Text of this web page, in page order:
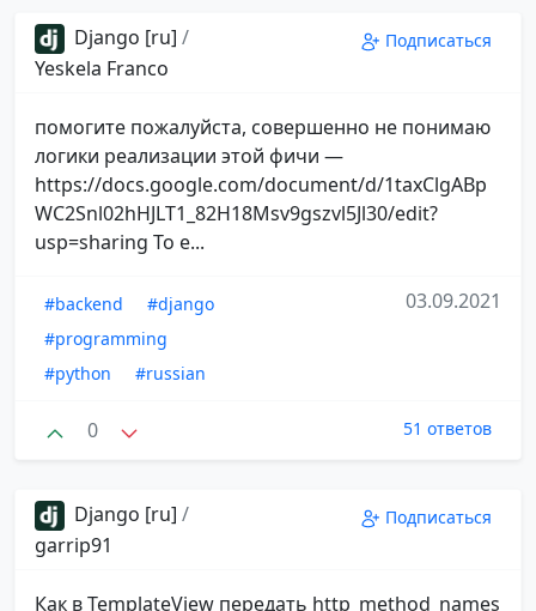
Django [ru] /
Yeskela Franco
Подписаться
помогите пожалуйста, совершенно не понимаю
логики реализации этой фичи —
https://docs.google.com/document/d/1taxClgABp
WC2Snl02hHJLT1_82H18Msv9gszvl5Jl30/edit?
usp=sharing То е...
#backend
#django
#programming
#python
#russian
03.09.2021
0 51 ответов
Django [ru] /
garrip91
Подписаться
Как в TemplateView передать http_method_names